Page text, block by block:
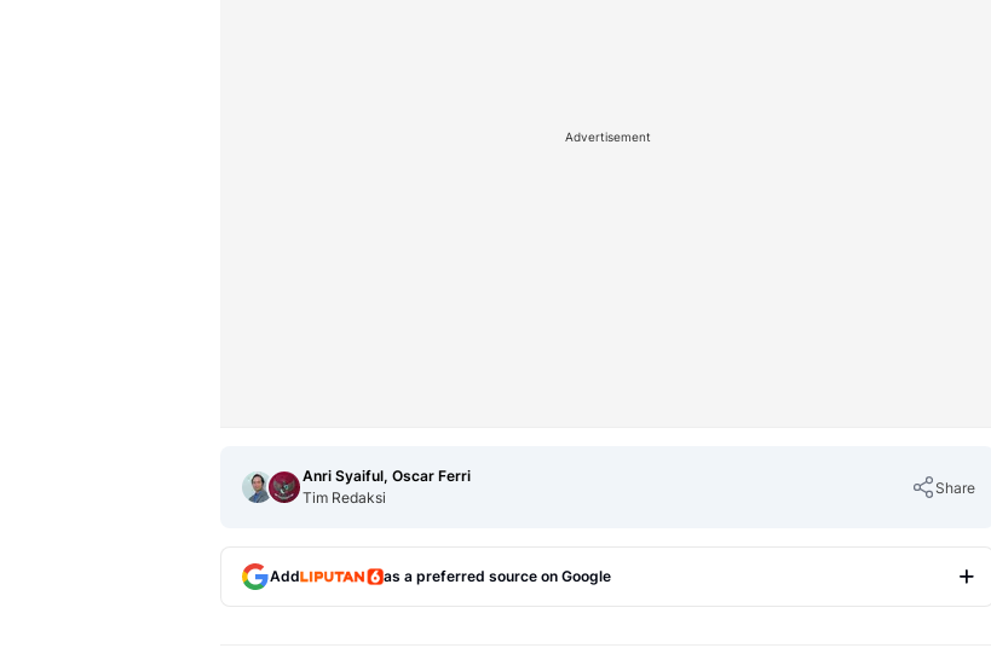
Advertisement
Anri Syaiful, Oscar Ferri
Tim Redaksi
Share
Add as a preferred source on Google